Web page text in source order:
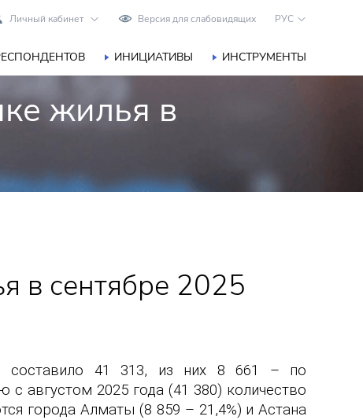
Личный кабинет Версия для слабовидящих РУС
ИНИЦИАТИВЫ ИНСТРУМЕНТЫ
жилья в
в сентябре 2025
составило 41 313, из них 8661
– по
августом 2025 года (41 380) количество
города Алматы (8 859 – 21,4%) и Астана